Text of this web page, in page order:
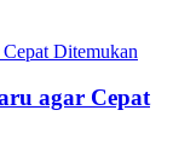
agar Cepat